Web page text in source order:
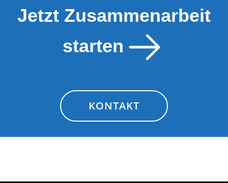
Jetzt Zusammenarbeit
starten
KONTAKT